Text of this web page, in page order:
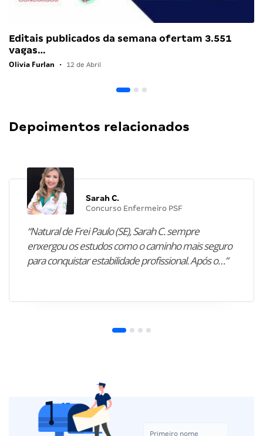
Editais publicados da semana ofertam 3.551
vagas…
Olivia Furlan • 12 de Abril
Depoimentos relacionados
Sarah C.
Concurso Enfermeiro PSF
“Natural de Frei Paulo (SE), Sarah C. sempre
enxergou os estudos como o caminho mais seguro
para conquistar estabilidade profissional. Após o…”